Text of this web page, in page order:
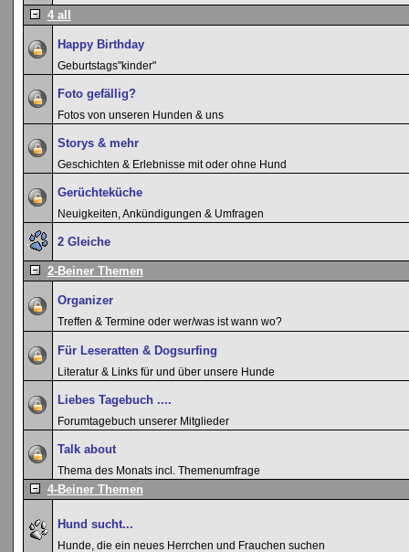
4 all
Happy Birthday
Geburtstags"kinder"
Foto gefällig?
Fotos von unseren Hunden & uns
Storys & mehr
Geschichten & Erlebnisse mit oder ohne Hund
Gerüchteküche
Neuigkeiten, Ankündigungen & Umfragen
2 Gleiche
2-Beiner Themen
Organizer
Treffen & Termine oder wer/was ist wann wo?
Für Leseratten & Dogsurfing
Literatur & Links für und über unsere Hunde
Liebes Tagebuch ....
Forumtagebuch unserer Mitglieder
Talk about
Thema des Monats incl. Themenumfrage
4-Beiner Themen
Hund sucht...
Hunde, die ein neues Herrchen und Frauchen suchen